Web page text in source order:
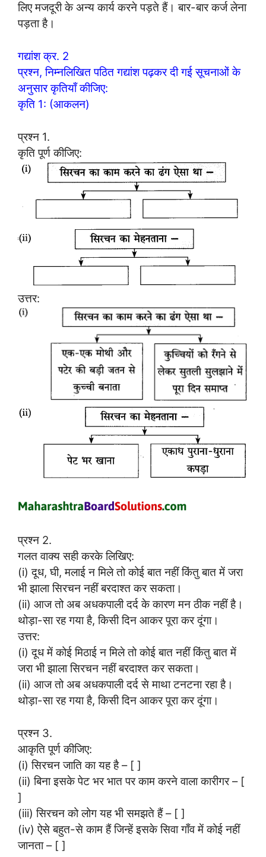
लिए मजदूरी के अन्य कार्य करने पड़ते हैं। बार-बार कर्ज लेना
पड़ता है।
गद्यांश क्र. 2
प्रश्न, निम्नलिखित पठित गद्यांश पढ़कर दी गई सूचनाओं के
अनुसार कृतियाँ कीजिए:
कृति 1: (आकलन)
प्रश्न 1.
कृति पूर्ण कीजिए:
उत्तर:
प्रश्न 2.
गलत वाक्य सही करके लिखिए:
(i) दूध, घी, मलाई न मिले तो कोई बात नहीं किंतु बात में जरा
भी झाला सिरचन नहीं बरदाश्त कर सकता।
(ii) आज तो अब अधकपाली दर्द के कारण मन ठीक नहीं है।
थोड़ा-सा रह गया है, किसी दिन आकर पूरा कर दूंगा।
उत्तर:
(i) दूध में कोई मिठाई न मिले तो कोई बात नहीं किंतु बात में
जरा भी झाला सिरचन नहीं बरदाश्त कर सकता।
(ii) आज तो अब अधकपाली दर्द से माथा टनटना रहा है।
थोड़ा-सा रह गया है, किसी दिन आकर पूरा कर दूंगा।
प्रश्न 3.
आकृति पूर्ण कीजिए:
(i) सिरचन जाति का यह है – [ ]
(ii) बिना इसके पेट भर भात पर काम करने वाला कारीगर – [
]
(iii) सिरचन को लोग यह भी समझते हैं – [ ]
(iv) ऐसे बहुत-से काम हैं जिन्हें इसके सिवा गाँव में कोई नहीं
जानता – [ ]